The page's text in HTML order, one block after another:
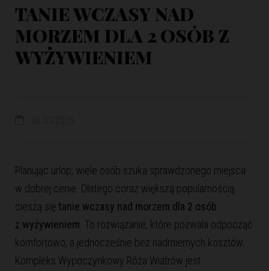
TANIE WCZASY NAD
MORZEM DLA 2 OSÓB Z
WYŻYWIENIEM
Planując urlop, wiele osób szuka sprawdzonego miejsca
w dobrej cenie. Dlatego coraz większą popularnością
cieszą się tanie wczasy nad morzem dla 2 osób
z wyżywieniem . To rozwiązanie, które pozwala odpocząć
komfortowo, a jednocześnie bez nadmiernych kosztów.
Kompleks Wypoczynkowy Róża Wiatrów jest